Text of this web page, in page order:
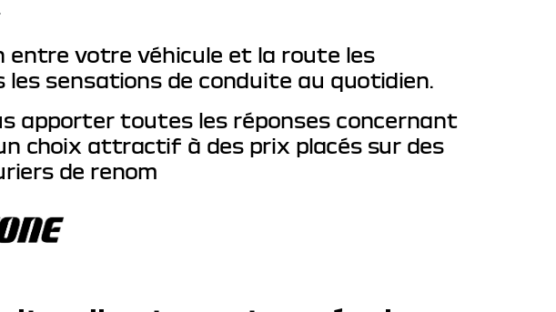
votre véhicule et la route les
sensations de conduite au quotidien.
apporter toutes les réponses concernant
choix attractif à des prix placés sur des
de renom